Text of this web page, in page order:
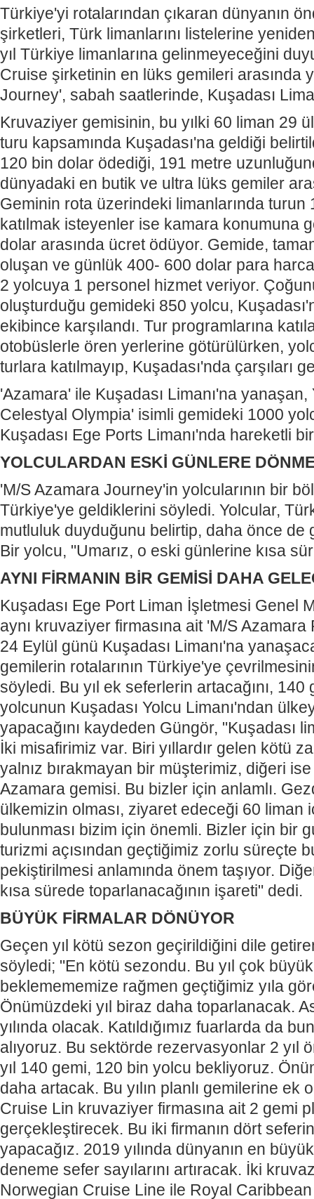
Türkiye'yi rotalarından çıkaran dünyanın
şirketleri, Türk limanlarını listelerine
yıl Türkiye limanlarına gelinmeyeceğini
Cruise şirketinin en lüks gemileri arasında
Journey', sabah saatlerinde, Kuşadası
Kruvaziyer gemisinin, bu yılki 60 liman 29
turu kapsamında Kuşadası'na geldiği
120 bin dolar ödediği, 191 metre
dünyadaki en butik ve ultra lüks gemiler
Geminin rota üzerindeki limanlarında
katılmak isteyenler ise kamara konumuna
dolar arasında ücret ödüyor. Gemide,
oluşan ve günlük 400- 600 dolar para
2 yolcuya 1 personel hizmet veriyor.
oluşturduğu gemideki 850 yolcu,
ekibince karşılandı. Tur programlarına
otobüslerle ören yerlerine götürülürken,
turlara katılmayıp, Kuşadası'nda çarşıları
'Azamara' ile Kuşadası Limanı'na yanaşan,
Celestyal Olympia' isimli gemideki 1000
Kuşadası Ege Ports Limanı'nda hareketli
YOLCULARDAN ESKİ GÜNLERE
'M/S Azamara Journey'in yolcularının bir
Türkiye'ye geldiklerini söyledi. Yolcular,
mutluluk duyduğunu belirtip, daha önce de
Bir yolcu, "Umarız, o eski günlerine kısa
AYNI FİRMANIN BİR GEMİSİ DAHA
Kuşadası Ege Port Liman İşletmesi Genel
aynı kruvaziyer firmasına ait 'M/S
24 Eylül günü Kuşadası Limanı'na
gemilerin rotalarının Türkiye'ye
söyledi. Bu yıl ek seferlerin artacağını,
yolcunun Kuşadası Yolcu Limanı'ndan
yapacağını kaydeden Güngör, "Kuşadası
İki misafirimiz var. Biri yıllardır gelen kötü
yalnız bırakmayan bir müşterimiz, diğeri
Azamara gemisi. Bu bizler için anlamlı.
ülkemizin olması, ziyaret edeceği 60 liman
bulunması bizim için önemli. Bizler için bir
turizmi açısından geçtiğimiz zorlu süreçte
pekiştirilmesi anlamında önem taşıyor.
kısa sürede toparlanacağının işareti" dedi.
BÜYÜK FİRMALAR DÖNÜYOR
Geçen yıl kötü sezon geçirildiğini dile
söyledi; "En kötü sezondu. Bu yıl çok büyük
beklemememize rağmen geçtiğimiz yıla
Önümüzdeki yıl biraz daha toparlanacak.
yılında olacak. Katıldığımız fuarlarda da
alıyoruz. Bu sektörde rezervasyonlar 2 yıl
yıl 140 gemi, 120 bin yolcu bekliyoruz.
daha artacak. Bu yılın planlı gemilerine ek
Cruise Lin kruvaziyer firmasına ait 2 gemi
gerçekleştirecek. Bu iki firmanın dört
yapacağız. 2019 yılında dünyanın en
deneme sefer sayılarını artıracak. İki
Norwegian Cruise Line ile Royal Caribbean